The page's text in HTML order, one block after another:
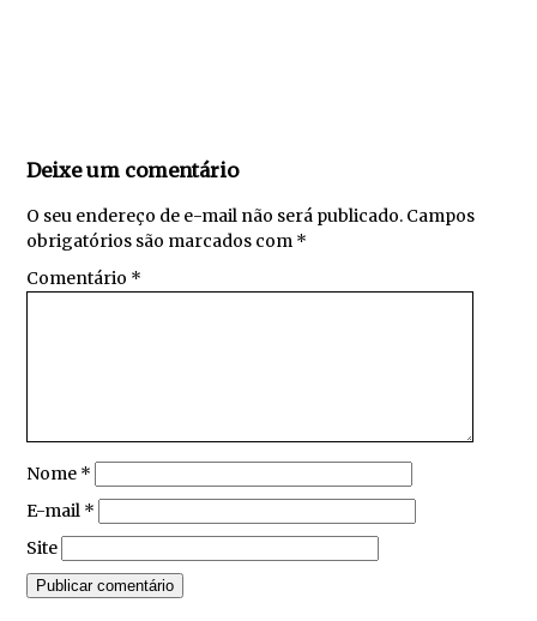
Deixe um comentário
O seu endereço de e-mail não será publicado. Campos
obrigatórios são marcados com *
Comentário *
Nome *
E-mail *
Site